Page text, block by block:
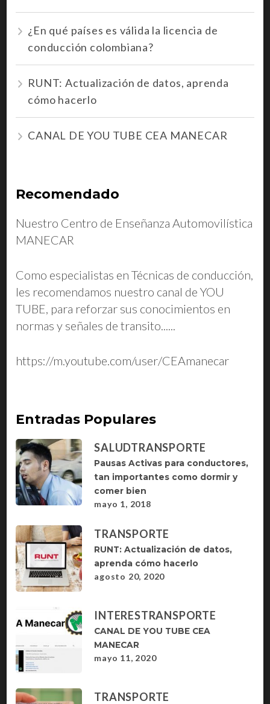
¿En qué países es válida la licencia de
conducción colombiana?
RUNT: Actualización de datos, aprenda
cómo hacerlo
CANAL DE YOU TUBE CEA MANECAR
Recomendado
Nuestro Centro de Enseñanza Automovilística
MANECAR
Como especialistas en Técnicas de conducción,
les recomendamos nuestro canal de YOU
TUBE, para reforzar sus conocimientos en
normas y señales de transito......
https://m.youtube.com/user/CEAmanecar
Entradas Populares
SALUDTRANSPORTE
Pausas Activas para conductores,
tan importantes como dormir y
comer bien
mayo 1, 2018
TRANSPORTE
RUNT: Actualización de datos,
aprenda cómo hacerlo
agosto 20, 2020
INTERESTRANSPORTE
CANAL DE YOU TUBE CEA
MANECAR
mayo 11, 2020
TRANSPORTE